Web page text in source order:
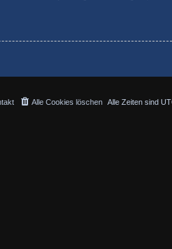
Alle Zeiten sind
Alle Cookies löschen